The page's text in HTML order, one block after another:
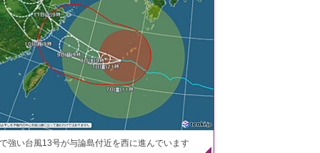
強い台風13号が与論島付近を西に進んでいます